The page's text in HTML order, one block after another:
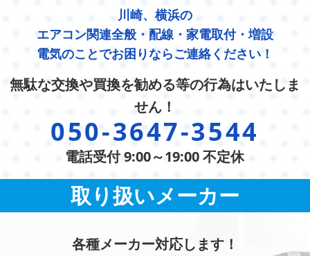
川崎、横浜の
エアコン関連全般・配線・家電取付・増設
電気のことでお困りならご連絡ください！
無駄な交換や買換を勧める等の行為はいたしま
せん！
050-3647-3544
電話受付 9:00～19:00 不定休
取り扱いメーカー
各種メーカー対応します！